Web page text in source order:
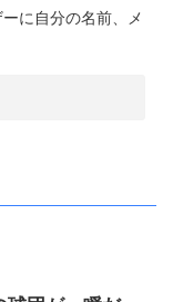
に自分の名前、メ